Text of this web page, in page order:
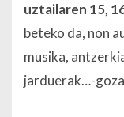
uztailaren 15,
beteko da, non
musika,
jarduerak…-